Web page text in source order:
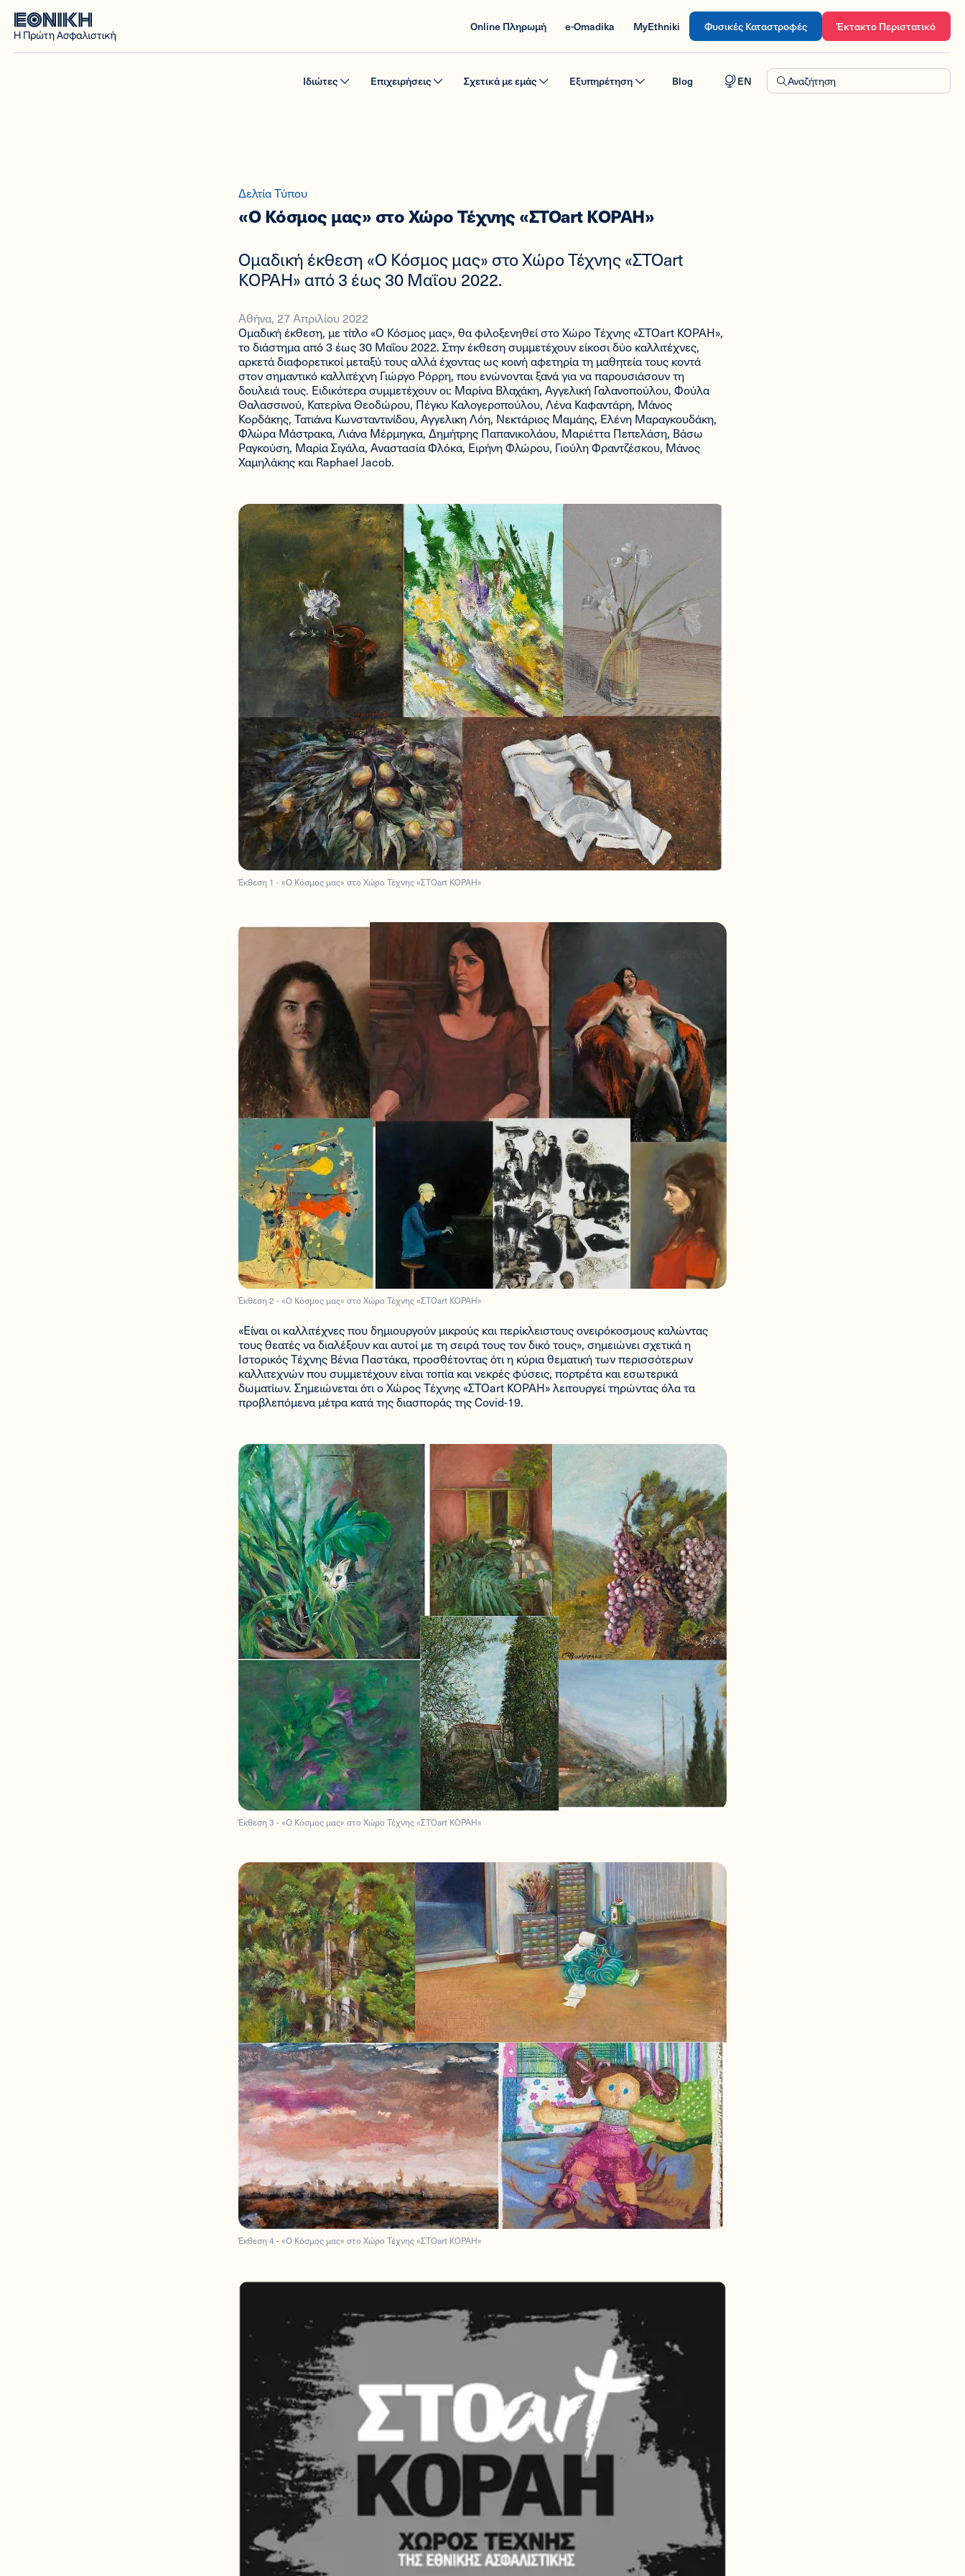
Online Πληρωμή e-Omadika MyEthniki Φυσικές Καταστροφές Έκτακτο Περιστατικό
Ιδιώτες Επιχειρήσεις Σχετικά με εμάς Εξυπηρέτηση Blog EN Αναζήτηση
Δελτία Τύπου
«Ο Κόσμος μας» στο Χώρο Τέχνης «ΣΤΟart ΚΟΡΑΗ»
Ομαδική έκθεση «Ο Κόσμος μας» στο Χώρο Τέχνης «ΣΤΟart
ΚΟΡΑΗ» από 3 έως 30 Μαΐου 2022.
Αθήνα, 27 Απριλίου 2022
Ομαδική έκθεση, με τίτλο «Ο Κόσμος μας», θα φιλοξενηθεί στο Χώρο Τέχνης «ΣΤΟart ΚΟΡΑΗ»,
το διάστημα από 3 έως 30 Μαΐου 2022. Στην έκθεση συμμετέχουν είκοσι δύο καλλιτέχνες,
αρκετά διαφορετικοί μεταξύ τους αλλά έχοντας ως κοινή αφετηρία τη μαθητεία τους κοντά
στον σημαντικό καλλιτέχνη Γιώργο Ρόρρη, που ενώνονται ξανά για να παρουσιάσουν τη
δουλειά τους. Ειδικότερα συμμετέχουν οι: Μαρίνα Βλαχάκη, Αγγελική Γαλανοπούλου, Φούλα
Θαλασσινού, Κατερίνα Θεοδώρου, Πέγκυ Καλογεροπούλου, Λένα Καφαντάρη, Μάνος
Κορδάκης, Τατιάνα Κωνσταντινίδου, Αγγελικη Λόη, Νεκτάριος Μαμάης, Ελένη Μαραγκουδάκη,
Φλώρα Μάστρακα, Λιάνα Μέρμηγκα, Δημήτρης Παπανικολάου, Μαριέττα Πεπελάση, Βάσω
Ραγκούση, Μαρία Σιγάλα, Αναστασία Φλόκα, Ειρήνη Φλώρου, Γιούλη Φραντζέσκου, Μάνος
Χαμηλάκης και Raphael Jacob.
Έκθεση 1 - «Ο Κόσμος μας» στο Χώρο Τέχνης «ΣΤΟart ΚΟΡΑΗ»
Έκθεση 2 - «Ο Κόσμος μας» στο Χώρο Τέχνης «ΣΤΟart ΚΟΡΑΗ»
«Είναι οι καλλιτέχνες που δημιουργούν μικρούς και περίκλειστους ονειρόκοσμους καλώντας
τους θεατές να διαλέξουν και αυτοί με τη σειρά τους τον δικό τους», σημειώνει σχετικά η
Ιστορικός Τέχνης Βένια Παστάκα, προσθέτοντας ότι η κύρια θεματική των περισσότερων
καλλιτεχνών που συμμετέχουν είναι τοπία και νεκρές φύσεις, πορτρέτα και εσωτερικά
δωματίων. Σημειώνεται ότι ο Χώρος Τέχνης «ΣΤΟart ΚΟΡΑΗ» λειτουργεί τηρώντας όλα τα
προβλεπόμενα μέτρα κατά της διασποράς της Covid-19.
Έκθεση 3 - «Ο Κόσμος μας» στο Χώρο Τέχνης «ΣΤΟart ΚΟΡΑΗ»
Έκθεση 4 - «Ο Κόσμος μας» στο Χώρο Τέχνης «ΣΤΟart ΚΟΡΑΗ»